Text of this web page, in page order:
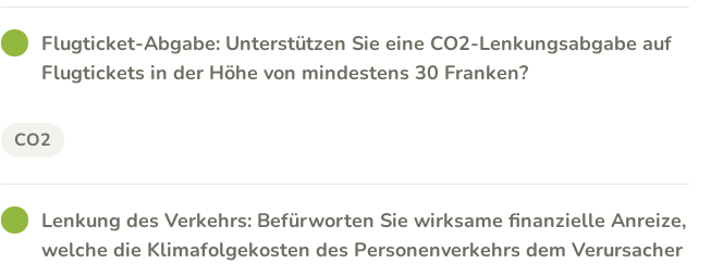
GOODFlugticket-Abgabe: Unterstützen Sie eine CO2-Lenkungsabgabe auf
Flugtickets in der Höhe von mindestens 30 Franken?
CO2
GOODLenkung des Verkehrs: Befürworten Sie wirksame finanzielle Anreize,
welche die Klimafolgekosten des Personenverkehrs dem Verursacher